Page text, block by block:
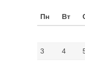
Пн
Вт
3 4